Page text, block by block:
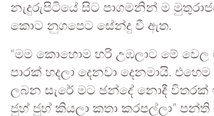
නැදුරුපිටියේ සිට පාගමනින් ම
කොට නුගපෙට සේන්දු වී ඇත.
“මම කොහොම හරි උඹලාට මේ වෙල
පාරක් හදලා දෙනවා දෙනමායි.
ලබන සැරේ මට ඡන්දේ නොදී විතරක්
ජුහ් ජුහ් කියලා කතා කරපල්ලා” පන්ති